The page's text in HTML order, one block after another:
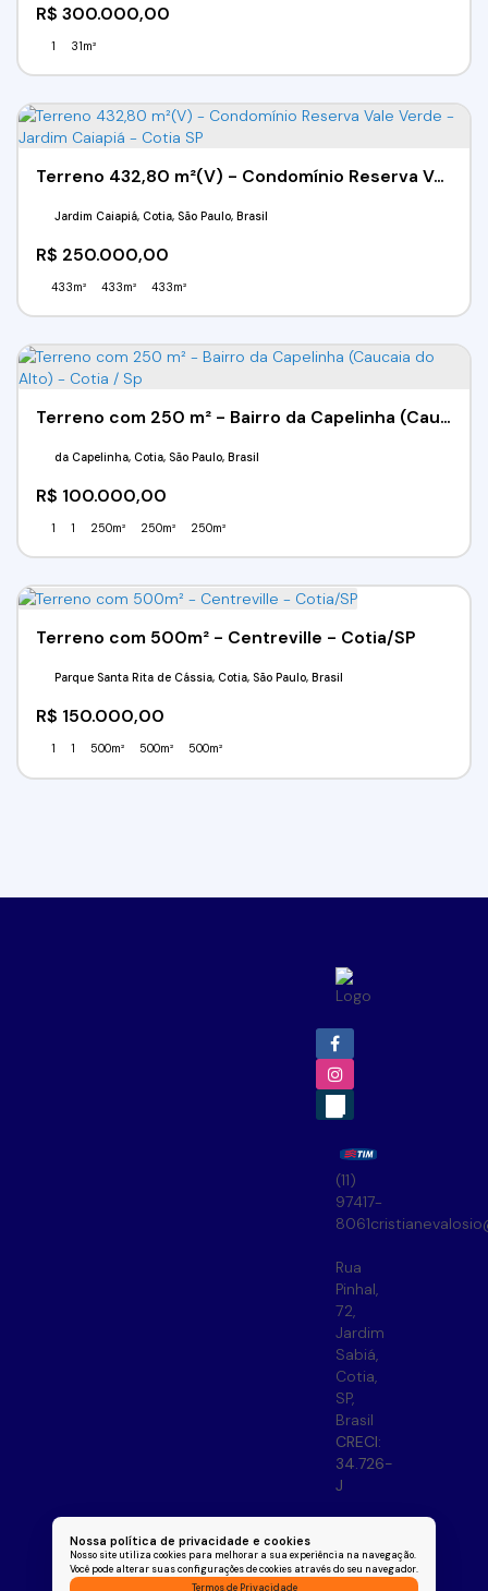
Nossa política de privacidade e cookies
Nosso site utiliza cookies para melhorar a sua experiência na navegação.
Você pode alterar suas configurações de cookies através do seu navegador.
Termos de Privacidade
R$ 300.000,00
1 31m²
Terreno 432,80 m²(V) - Condomínio Reserva Vale Verde - Jardim Caiapiá - Cotia SP
R$ 250.000,00
Jardim Caiapiá, Cotia, São Paulo, Brasil
433m² 433m² 433m²
Terreno com 250 m² - Bairro da Capelinha (Caucaia do Alto) - Cotia / Sp
R$ 100.000,00
da Capelinha, Cotia, São Paulo, Brasil
1 1 250m² 250m² 250m²
Terreno com 500m² - Centreville - Cotia/SP
R$ 150.000,00
Parque Santa Rita de Cássia, Cotia, São Paulo, Brasil
1 1 500m² 500m² 500m²
(11)
97417-
8061
Rua
Pinhal,
72,
Jardim
Sabiá,
Cotia,
SP,
Brasil
CRECI:
34.726-
J